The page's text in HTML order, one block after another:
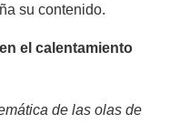
su contenido.
el calentamiento
de las olas de